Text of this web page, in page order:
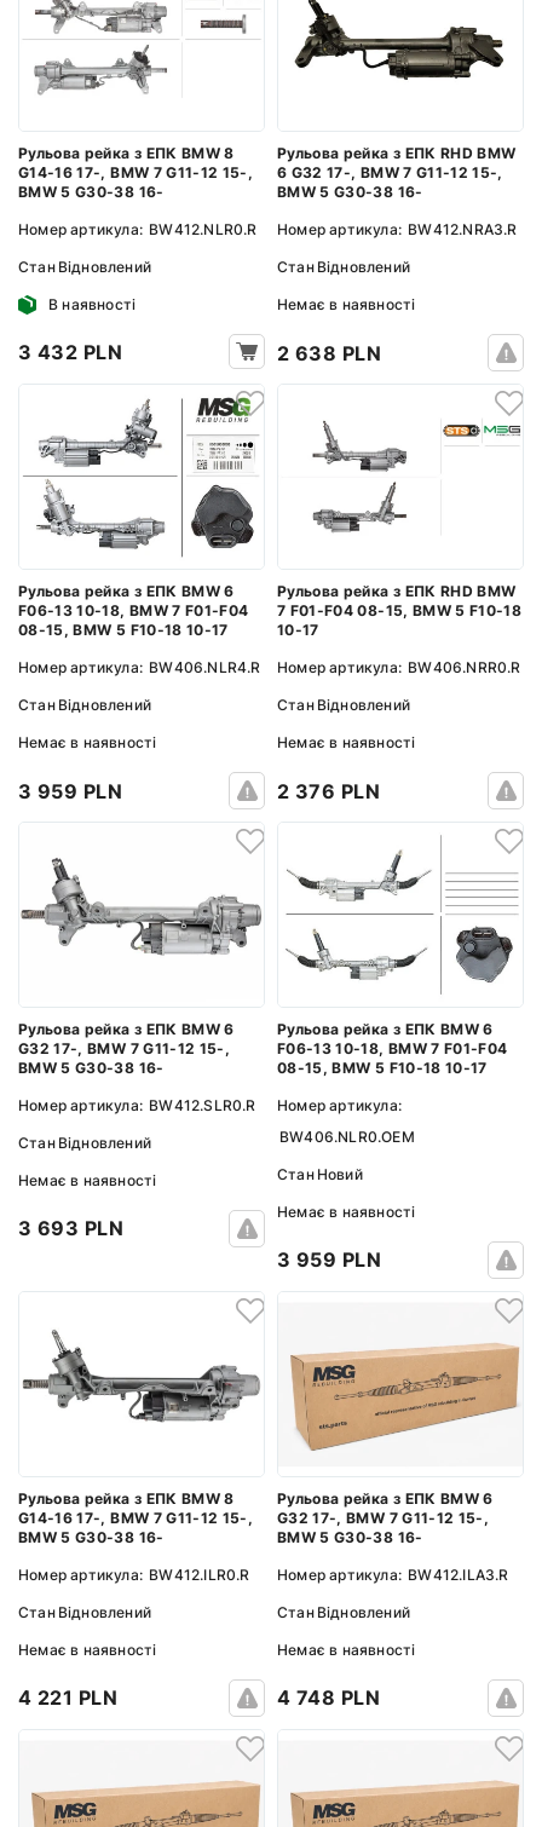
Рульова рейка з ЕПК BMW 8
G14-16 17-, BMW 7 G11-12 15-,
BMW 5 G30-38 16-
Номер артикула: BW412.NLR0.R
Стан Відновлений
В наявності
3 432 PLN
Рульова рейка з ЕПК RHD BMW
6 G32 17-, BMW 7 G11-12 15-,
BMW 5 G30-38 16-
Номер артикула: BW412.NRA3.R
Стан Відновлений
Немає в наявності
2 638 PLN
Рульова рейка з ЕПК BMW 6
F06-13 10-18, BMW 7 F01-F04
08-15, BMW 5 F10-18 10-17
Номер артикула: BW406.NLR4.R
Стан Відновлений
Немає в наявності
3 959 PLN
Рульова рейка з ЕПК RHD BMW
7 F01-F04 08-15, BMW 5 F10-18
10-17
Номер артикула: BW406.NRR0.R
Стан Відновлений
Немає в наявності
2 376 PLN
Рульова рейка з ЕПК BMW 6
G32 17-, BMW 7 G11-12 15-,
BMW 5 G30-38 16-
Номер артикула: BW412.SLR0.R
Стан Відновлений
Немає в наявності
3 693 PLN
Рульова рейка з ЕПК BMW 6
F06-13 10-18, BMW 7 F01-F04
08-15, BMW 5 F10-18 10-17
Номер артикула:
BW406.NLR0.OEM
Стан Новий
Немає в наявності
3 959 PLN
Рульова рейка з ЕПК BMW 8
G14-16 17-, BMW 7 G11-12 15-,
BMW 5 G30-38 16-
Номер артикула: BW412.ILR0.R
Стан Відновлений
Немає в наявності
4 221 PLN
Рульова рейка з ЕПК BMW 6
G32 17-, BMW 7 G11-12 15-,
BMW 5 G30-38 16-
Номер артикула: BW412.ILA3.R
Стан Відновлений
Немає в наявності
4 748 PLN